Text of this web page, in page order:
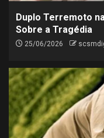
Duplo Terremoto
Sobre a Tragédia
25/06/2026